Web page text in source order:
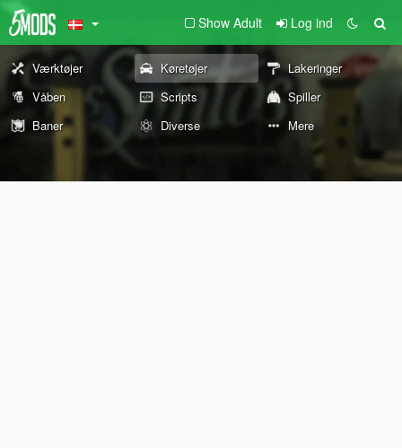
Show Adult Log ind
Værktøjer Køretøjer
Lakeringer
Våben
Scripts
Spiller
Baner
Diverse Mere